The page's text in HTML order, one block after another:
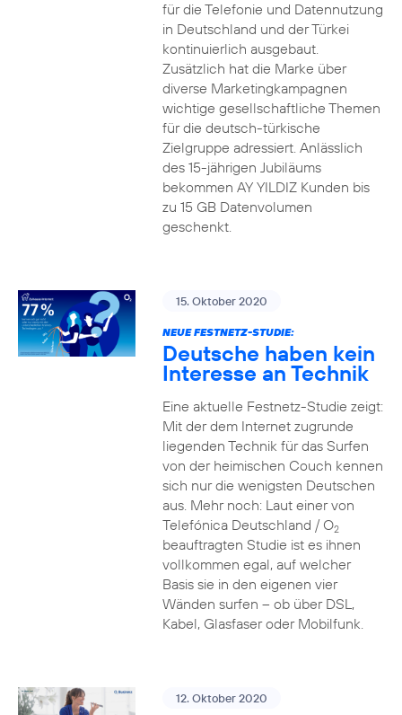
für die Telefonie und Datennutzung
in Deutschland und der Türkei
kontinuierlich ausgebaut.
Zusätzlich hat die Marke über
diverse Marketingkampagnen
wichtige gesellschaftliche Themen
für die deutsch-türkische
Zielgruppe adressiert. Anlässlich
des 15-jährigen Jubiläums
bekommen AY YILDIZ Kunden bis
zu 15 GB Datenvolumen
geschenkt.
15. Oktober 2020
NEUE FESTNETZ-STUDIE:
Deutsche haben kein
Interesse an Technik
Eine aktuelle Festnetz-Studie zeigt:
Mit der dem Internet zugrunde
liegenden Technik für das Surfen
von der heimischen Couch kennen
sich nur die wenigsten Deutschen
aus. Mehr noch: Laut einer von
Telefónica Deutschland / O2
beauftragten Studie ist es ihnen
vollkommen egal, auf welcher
Basis sie in den eigenen vier
Wänden surfen – ob über DSL,
Kabel, Glasfaser oder Mobilfunk.
12. Oktober 2020